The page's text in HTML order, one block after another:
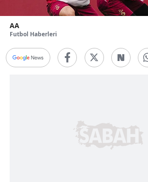
AA
Futbol Haberleri